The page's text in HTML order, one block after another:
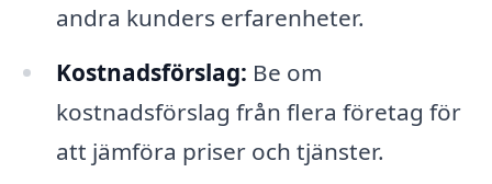
andra kunders erfarenheter.
Kostnadsförslag: Be om
kostnadsförslag från flera företag för
att jämföra priser och tjänster.